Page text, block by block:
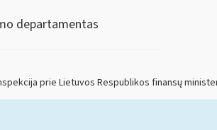
departamentas
prie Lietuvos Respublikos finansų